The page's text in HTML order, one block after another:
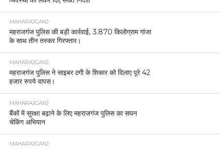
MAHARAJGANJ
महराजगंज पुलिस की बड़ी कार्रवाई, 3.870 किलोग्राम गांजा
के साथ तीन तस्कर गिरफ्तार।
MAHARAJGANJ
महराजगंज पुलिस ने साइबर ठगी के शिकार को दिलाए पूरे 42
हजार रुपये वापस।
MAHARAJGANJ
बैंकों में सुरक्षा बढ़ाने के लिए महराजगंज पुलिस का सघन
चेकिंग अभियान
MAHARAJGANJ